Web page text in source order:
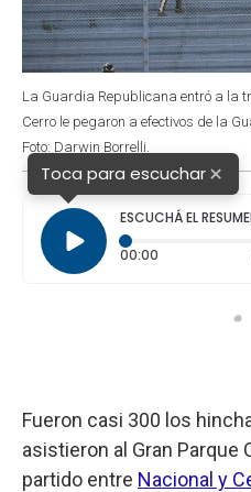
La Guardia Republicana entró a la
Cerro le pegaron a efectivos de la
Foto: Darwin Borrelli.
Toca para escuchar×
ESCUCHÁ EL
00:00 Tiempo
Fueron casi 300 los
asistieron al Gran Parque
partido entre Nacional y